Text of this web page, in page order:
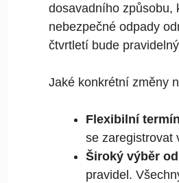
dosavadního způsobu,
nebezpečné odpady
čtvrtletí bude
Jaké konkrétní změny
Flexibilní
se zaregistrovat
Široký výběr
pravidel.